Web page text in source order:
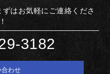
はお気軽にご連絡くださ
3182
合わせ